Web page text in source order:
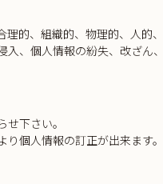
的、組織的、物理的、人的
、個人情報の紛失、改ざん
下さい。
個人情報の訂正が出来ます。